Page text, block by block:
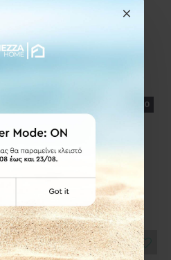
ΕΤΑΙΡΕΙΑΣ
ΕΤΟΙΜΟΠΑΡΑΔΟΤΟ
ΚΑΛΆΘΙ